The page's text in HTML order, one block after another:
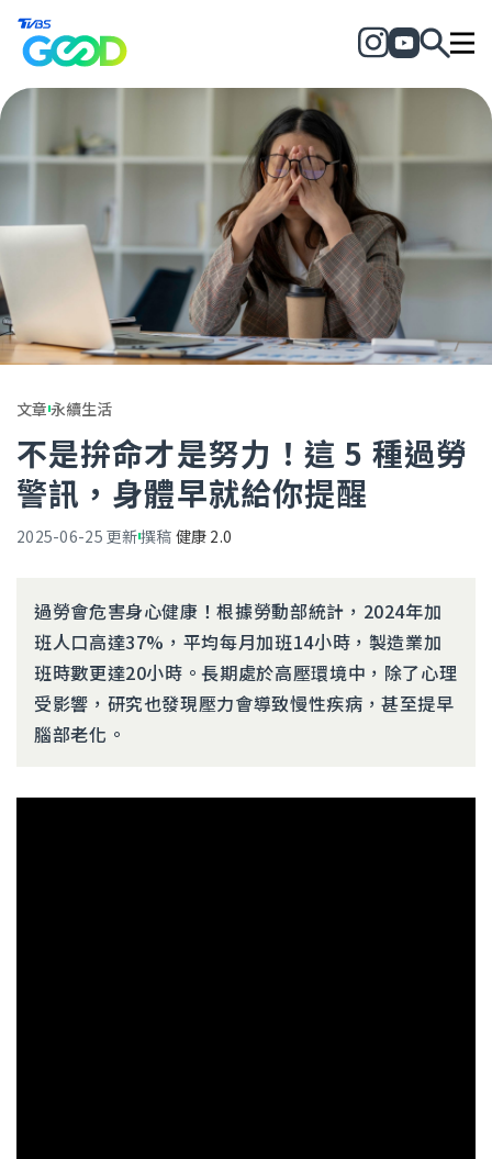
文章永續生活
不是拚命才是努力！這 5 種過勞
警訊，身體早就給你提醒
2025-06-25 更新撰稿 健康 2.0
過勞會危害身心健康！根據勞動部統計，2024年加
班人口高達37%，平均每月加班14小時，製造業加
班時數更達20小時。長期處於高壓環境中，除了心理
受影響，研究也發現壓力會導致慢性疾病，甚至提早
腦部老化。